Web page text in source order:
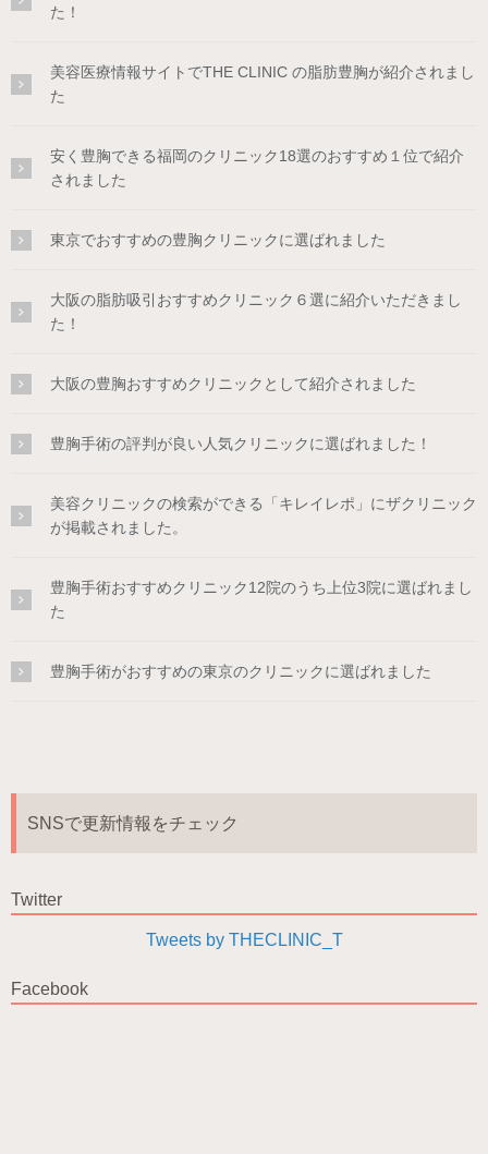
た！
美容医療情報サイトでTHE CLINIC の脂肪豊胸が紹介されまし
た
安く豊胸できる福岡のクリニック18選のおすすめ１位で紹介
されました
東京でおすすめの豊胸クリニックに選ばれました
大阪の脂肪吸引おすすめクリニック６選に紹介いただきまし
た！
大阪の豊胸おすすめクリニックとして紹介されました
豊胸手術の評判が良い人気クリニックに選ばれました！
美容クリニックの検索ができる「キレイレポ」にザクリニック
が掲載されました。
豊胸手術おすすめクリニック12院のうち上位3院に選ばれまし
た
豊胸手術がおすすめの東京のクリニックに選ばれました
SNSで更新情報をチェック
Twitter
Tweets by THECLINIC_T
Facebook